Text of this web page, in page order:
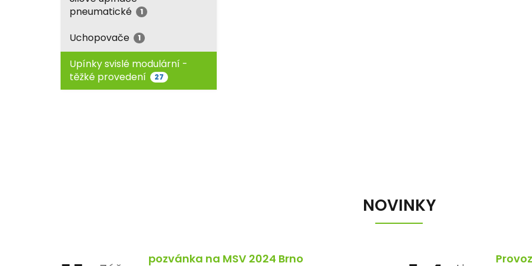
pneumatické
1
Uchopovače 1
Upínky svislé modulární -
těžké provedení
27
NOVINKY
pozvánka na MSV 2024 Brno